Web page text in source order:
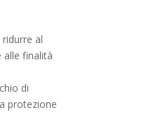
al
finalità
di
protezione